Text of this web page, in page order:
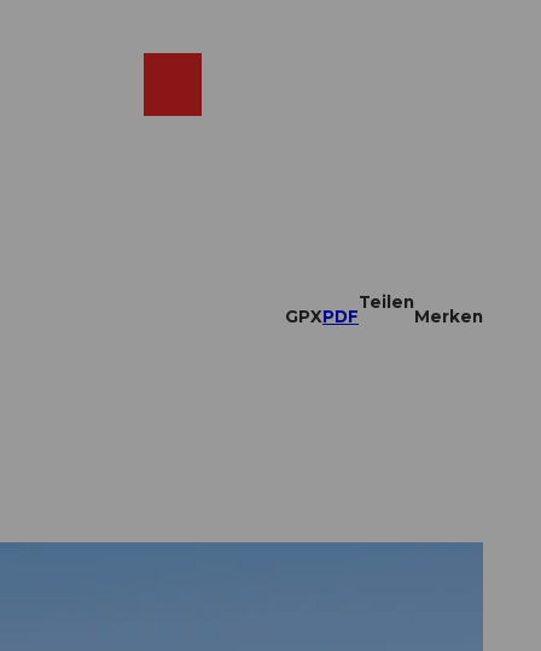
GPXPDF
Teilen
Merken